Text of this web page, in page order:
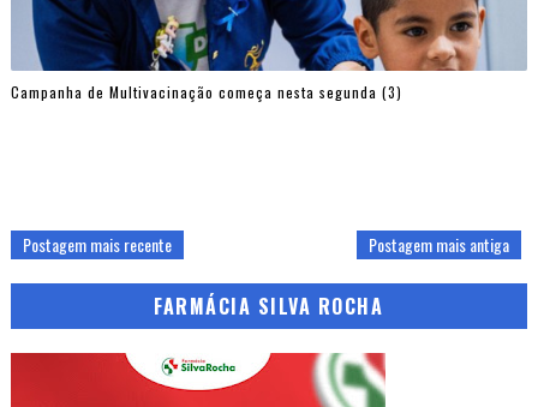
Campanha de Multivacinação começa nesta segunda (3)
Postagem mais recente Postagem mais antiga
FARMÁCIA SILVA ROCHA